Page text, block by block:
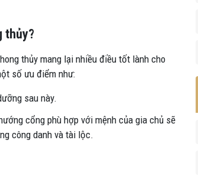
thủy?
thủy mang lại nhiều điều tốt lành cho
số ưu điểm như:
sau này.
cổng phù hợp với mệnh của gia chủ sẽ
công danh và tài lộc.